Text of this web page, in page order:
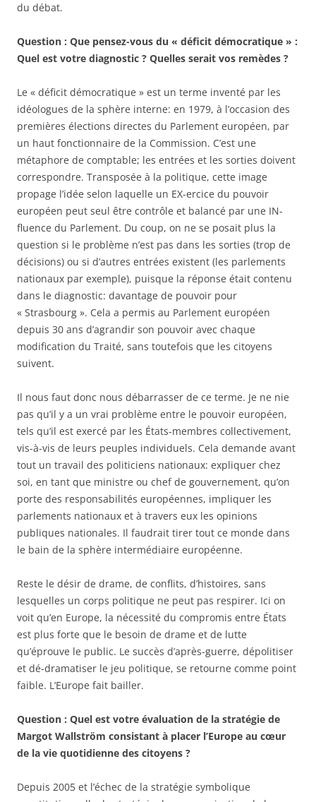
du débat.
Question : Que pensez-vous du « déficit démocratique » :
Quel est votre diagnostic ? Quelles serait vos remèdes ?
Le « déficit démocratique » est un terme inventé par les
idéologues de la sphère interne: en 1979, à l’occasion des
premières élections directes du Parlement européen, par
un haut fonctionnaire de la Commission. C’est une
métaphore de comptable; les entrées et les sorties doivent
correspondre. Transposée à la politique, cette image
propage l’idée selon laquelle un EX-ercice du pouvoir
européen peut seul être contrôle et balancé par une IN-
fluence du Parlement. Du coup, on ne se posait plus la
question si le problème n’est pas dans les sorties (trop de
décisions) ou si d’autres entrées existent (les parlements
nationaux par exemple), puisque la réponse était contenu
dans le diagnostic: davantage de pouvoir pour
« Strasbourg ». Cela a permis au Parlement européen
depuis 30 ans d’agrandir son pouvoir avec chaque
modification du Traité, sans toutefois que les citoyens
suivent.
Il nous faut donc nous débarrasser de ce terme. Je ne nie
pas qu’il y a un vrai problème entre le pouvoir européen,
tels qu’il est exercé par les États-membres collectivement,
vis-à-vis de leurs peuples individuels. Cela demande avant
tout un travail des politiciens nationaux: expliquer chez
soi, en tant que ministre ou chef de gouvernement, qu’on
porte des responsabilités européennes, impliquer les
parlements nationaux et à travers eux les opinions
publiques nationales. Il faudrait tirer tout ce monde dans
le bain de la sphère intermédiaire européenne.
Reste le désir de drame, de conflits, d’histoires, sans
lesquelles un corps politique ne peut pas respirer. Ici on
voit qu’en Europe, la nécessité du compromis entre États
est plus forte que le besoin de drame et de lutte
qu’éprouve le public. Le succès d’après-guerre, dépolitiser
et dé-dramatiser le jeu politique, se retourne comme point
faible. L’Europe fait bailler.
Question : Quel est votre évaluation de la stratégie de
Margot Wallström consistant à placer l’Europe au cœur
de la vie quotidienne des citoyens ?
Depuis 2005 et l’échec de la stratégie symbolique